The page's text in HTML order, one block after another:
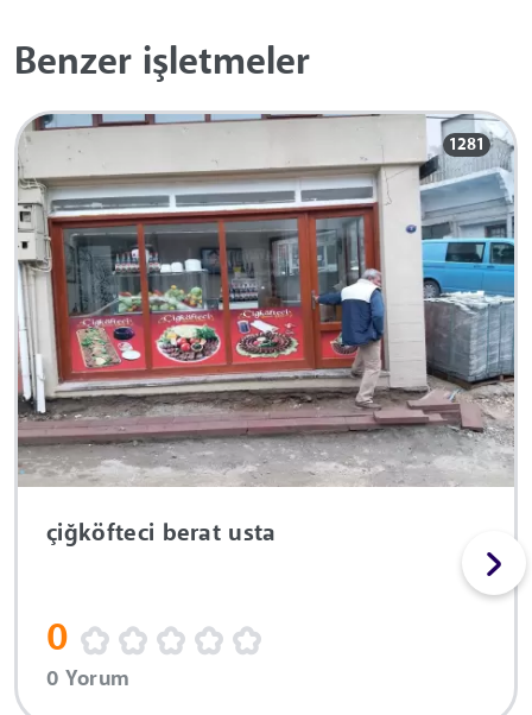
Benzer işletmeler
1281
çiğköfteci berat usta
0
0 Yorum